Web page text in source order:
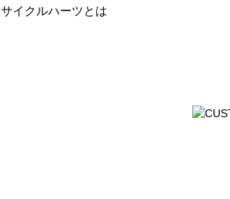
サイクルハーツとは